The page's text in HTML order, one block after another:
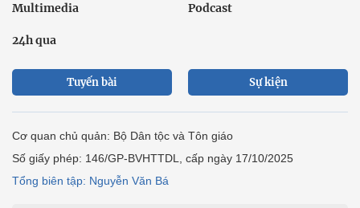
Multimedia Podcast
24h qua
Tuyến bài Sự kiện
Cơ quan chủ quản: Bộ Dân tộc và Tôn giáo
Số giấy phép: 146/GP-BVHTTDL, cấp ngày 17/10/2025
Tổng biên tập: Nguyễn Văn Bá